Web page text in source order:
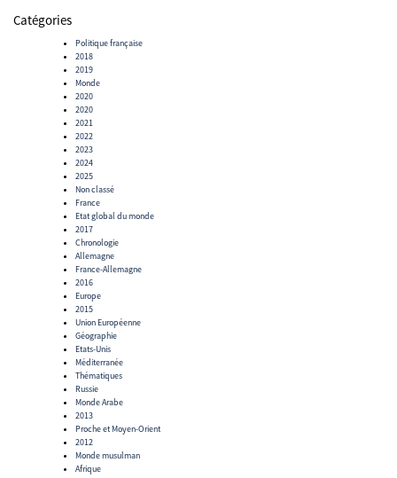
Catégories
Politique française
2018
2019
Monde
2020
2020
2021
2022
2023
2024
2025
Non classé
France
Etat global du monde
2017
Chronologie
Allemagne
France-Allemagne
2016
Europe
2015
Union Européenne
Géographie
Etats-Unis
Méditerranée
Thématiques
Russie
Monde Arabe
2013
Proche et Moyen-Orient
2012
Monde musulman
Afrique